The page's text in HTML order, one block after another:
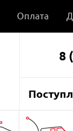
Оплата
8